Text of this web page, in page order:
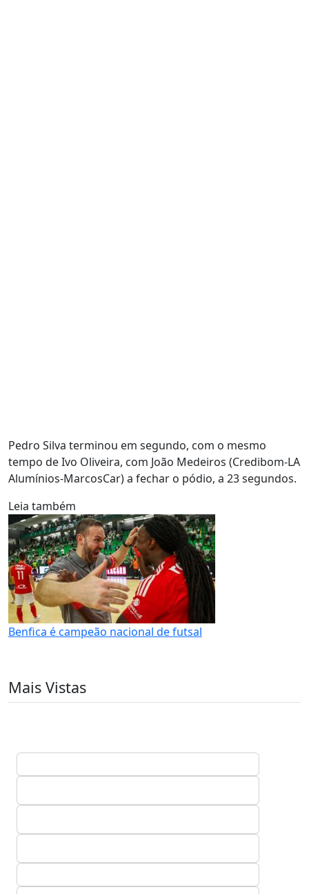
Pedro Silva terminou em segundo, com o mesmo
tempo de Ivo Oliveira, com João Medeiros (Credibom-LA
Alumínios-MarcosCar) a fechar o pódio, a 23 segundos.
Leia também
Benfica é campeão nacional de futsal
Mais Vistas